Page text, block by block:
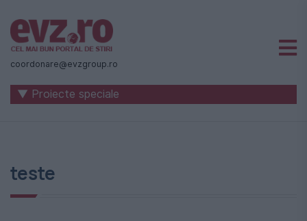
Știri
naționale
și
internaționale
România
-
coordonare@evzgroup.ro
▼ Proiecte speciale
teste